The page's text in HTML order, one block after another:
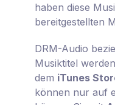
haben diese
bereitgestellten
DRM-Audio
Musiktitel
dem iTunes
können nur auf